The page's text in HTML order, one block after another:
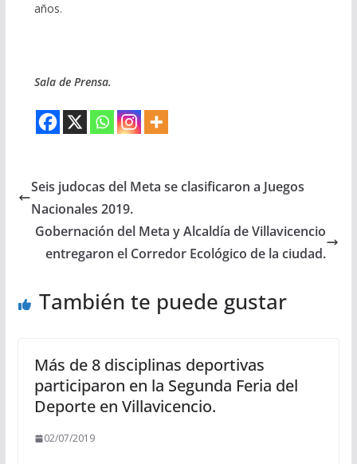
años.
Sala de Prensa.
Seis judocas del Meta se clasificaron a Juegos
Nacionales 2019.
Gobernación del Meta y Alcaldía de Villavicencio
entregaron el Corredor Ecológico de la ciudad.
También te puede gustar
Más de 8 disciplinas deportivas
participaron en la Segunda Feria del
Deporte en Villavicencio.
02/07/2019